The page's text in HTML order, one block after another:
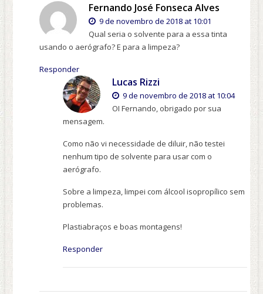
Fernando José Fonseca Alves
9 de novembro de 2018 at 10:01
Qual seria o solvente para a essa tinta
usando o aerógrafo? E para a limpeza?
Responder
Lucas Rizzi
9 de novembro de 2018 at 10:04
OI Fernando, obrigado por sua
mensagem.
Como não vi necessidade de diluir, não testei
nenhum tipo de solvente para usar com o
aerógrafo.
Sobre a limpeza, limpei com álcool isopropílico sem
problemas.
Plastiabraços e boas montagens!
Responder